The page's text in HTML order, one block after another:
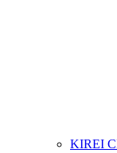
KIREI